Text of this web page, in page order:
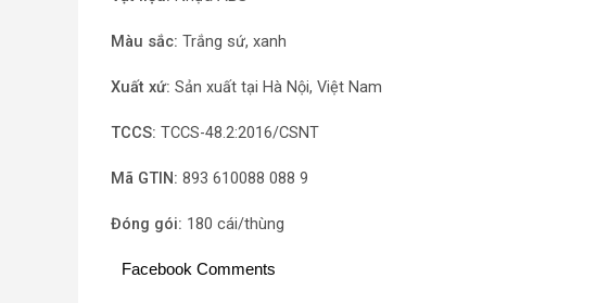
Màu sắc: Trắng sứ, xanh
Xuất xứ: Sản xuất tại Hà Nội, Việt Nam
TCCS: TCCS-48.2:2016/CSNT
Mã GTIN: 893 610088 088 9
Đóng gói: 180 cái/thùng
Facebook Comments